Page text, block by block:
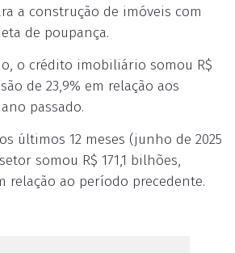
a construção de imóveis com
de poupança.
o crédito imobiliário somou R$
de 23,9% em relação aos
passado.
últimos 12 meses (junho de 2025
somou R$ 171,1 bilhões,
relação ao período precedente.